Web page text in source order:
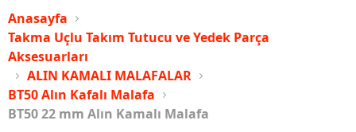
Anasayfa
Takma Uçlu Takım Tutucu ve Yedek Parça
Aksesuarları
ALIN KAMALI MALAFALAR
BT50 Alın Kafalı Malafa
BT50 22 mm Alın Kamalı Malafa